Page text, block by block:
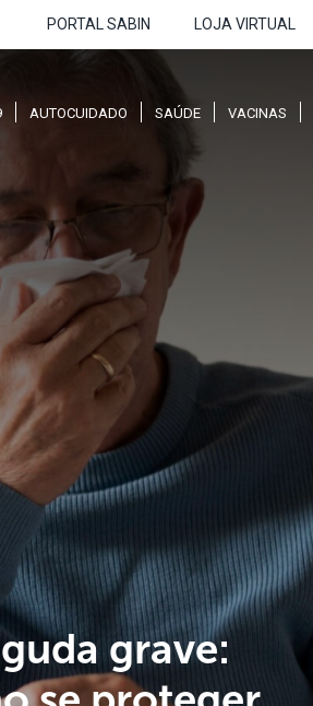
PORTAL SABIN LOJA VIRTUAL
AUTOCUIDADO SAÚDE VACINAS
grave: